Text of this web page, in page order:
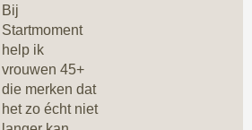
Bij
Startmoment
help ik
vrouwen 45+
die merken dat
het zo écht niet